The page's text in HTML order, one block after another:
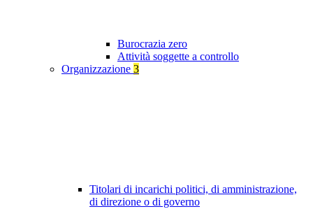
Burocrazia zero
Attività soggette a controllo
Organizzazione 3
Titolari di incarichi politici, di amministrazione,
di direzione o di governo